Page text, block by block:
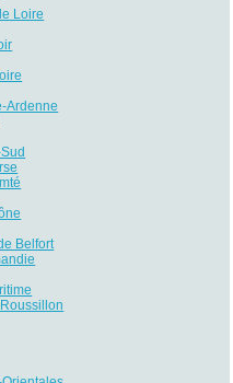
Loire
Ardenne
Belfort